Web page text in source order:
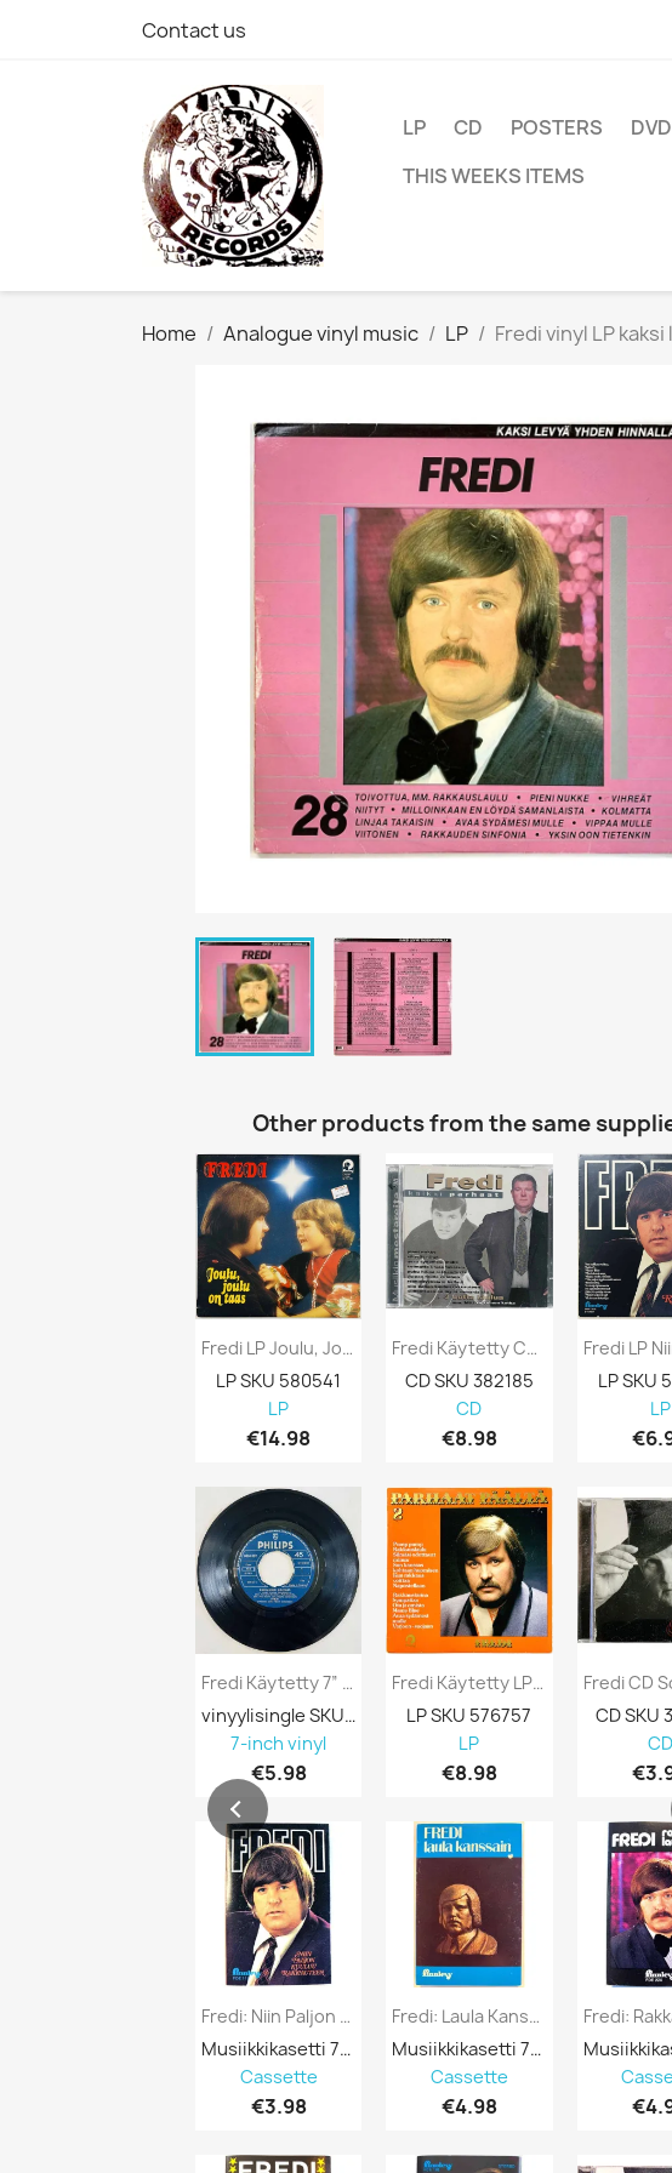
Contact us
LP CD POSTERS DVD
THIS WEEKS ITEMS
Home Analogue vinyl music LP Fredi vinyl LP
Other products from the same
Fredi LP Joulu, Joulu On Taas Kansi EX-...
LP SKU 580541
LP
€14.98
Fredi Käytetty 7” Ei Kuvakantta Rakkauden...
vinyylisingle SKU 691273
7-inch vinyl
€5.98
Fredi: Niin Paljon Kuuluu Rakkauteen...
Musiikkikasetti 752751
Cassette
€3.98
Fredi Käytetty CD Kaikki Parhaat 2CD...
CD SKU 382185
CD
€8.98
Fredi Käytetty LP Parhaat Päältä 2 Kansi...
LP SKU 576757
LP
€8.98
Fredi: Laula Kanssain Kansipaperi EX ,...
Musiikkikasetti 752560
Cassette
€4.98
LP SKU
LP
CD SKU
CD